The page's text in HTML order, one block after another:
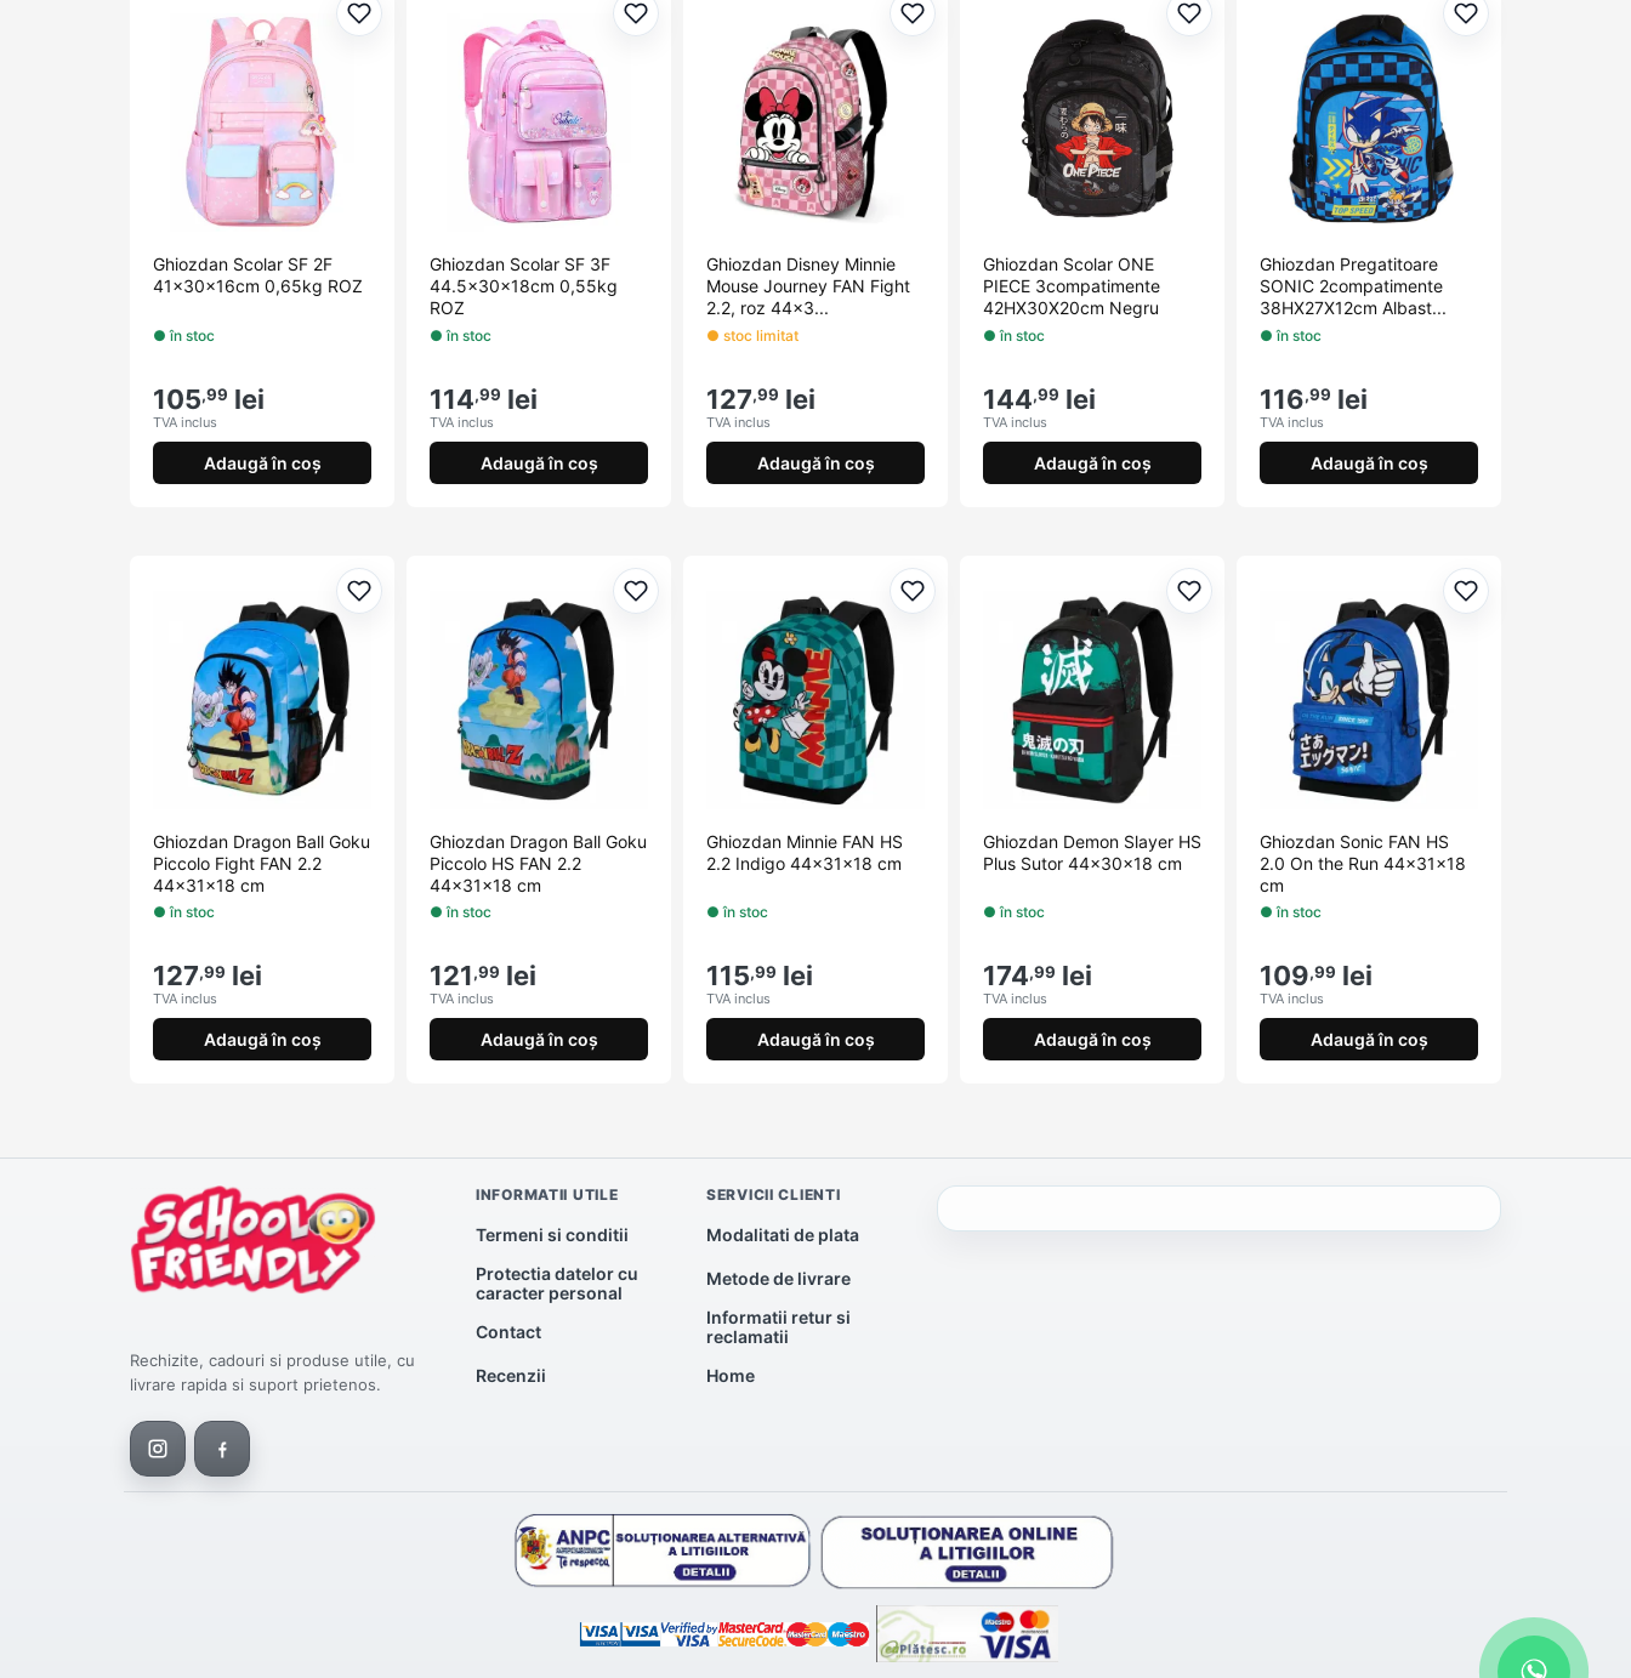
Adaugă la favorite
Ghiozdan Scolar SF 2F
41x30x16cm 0,65kg ROZ
● în stoc
105,99 lei
TVA inclus
Adaugă în coș
Adaugă la favorite
Ghiozdan Scolar SF 3F
44.5x30x18cm 0,55kg
ROZ
● în stoc
114,99 lei
TVA inclus
Adaugă în coș
Adaugă la favorite
Ghiozdan Disney Minnie
Mouse Journey FAN Fight
2.2, roz 44x3...
● stoc limitat
127,99 lei
TVA inclus
Adaugă în coș
Adaugă la favorite
Ghiozdan Scolar ONE
PIECE 3compatimente
42HX30X20cm Negru
● în stoc
144,99 lei
TVA inclus
Adaugă în coș
Adaugă la
Ghiozdan Pregatitoare
SONIC 2compatimente
38HX27X12cm Albast...
● în stoc
116,99 lei
TVA inclus
Adaugă în coș
Adaugă la favorite
Ghiozdan Dragon Ball Goku
Piccolo Fight FAN 2.2
44x31x18 cm
● în stoc
127,99 lei
TVA inclus
Adaugă în coș
Adaugă la favorite
Ghiozdan Dragon Ball Goku
Piccolo HS FAN 2.2
44x31x18 cm
● în stoc
121,99 lei
TVA inclus
Adaugă în coș
Adaugă la favorite
Ghiozdan Minnie FAN HS
2.2 Indigo 44x31x18 cm
● în stoc
115,99 lei
TVA inclus
Adaugă în coș
Adaugă la favorite
Ghiozdan Demon Slayer HS
Plus Sutor 44x30x18 cm
● în stoc
174,99 lei
TVA inclus
Adaugă în coș
Adaugă la
Ghiozdan Sonic FAN HS
2.0 On the Run 44x31x18
cm
● în stoc
109,99 lei
TVA inclus
Adaugă în coș
Rechizite, cadouri si produse utile, cu
livrare rapida si suport prietenos.
INFORMATII UTILE
Termeni si conditii
Protectia datelor cu
caracter personal
Contact
Recenzii
SERVICII CLIENTI
Modalitati de plata
Metode de livrare
Informatii retur si
reclamatii
Home